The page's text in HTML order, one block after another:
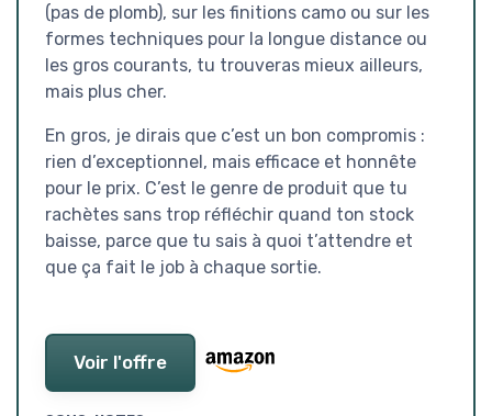
(pas de plomb), sur les finitions camo ou sur les
formes techniques pour la longue distance ou
les gros courants, tu trouveras mieux ailleurs,
mais plus cher.
En gros, je dirais que c’est un bon compromis :
rien d’exceptionnel, mais efficace et honnête
pour le prix. C’est le genre de produit que tu
rachètes sans trop réfléchir quand ton stock
baisse, parce que tu sais à quoi t’attendre et
que ça fait le job à chaque sortie.
Voir l'offre